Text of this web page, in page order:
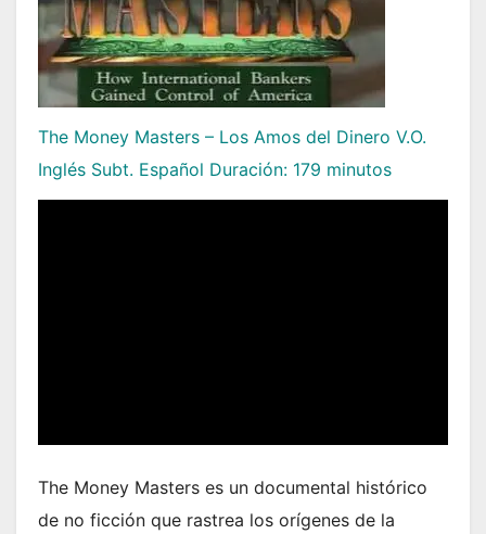
The Money Masters – Los Amos del Dinero V.O.
Inglés Subt. Español Duración: 179 minutos
The Money Masters es un documental histórico
de no ficción que rastrea los orígenes de la